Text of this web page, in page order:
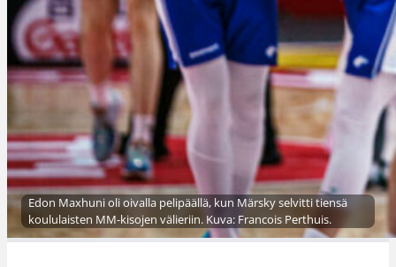
Edon Maxhuni oli oivalla pelipäällä, kun Märsky selvitti tiensä
koululaisten MM-kisojen välieriin. Kuva: Francois Perthuis.